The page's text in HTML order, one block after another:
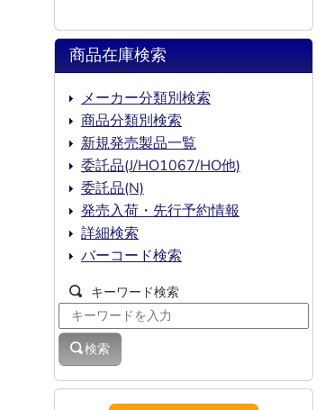
商品在庫検索
メーカー分類別検索
商品分類別検索
新規発売製品一覧
委託品(J/HO1067/HO他)
委託品(N)
発売入荷・先行予約情報
詳細検索
バーコード検索
キーワード検索
検索